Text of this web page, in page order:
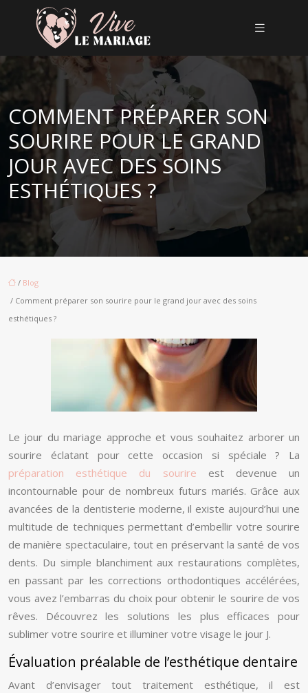
COMMENT PRÉPARER SON
SOURIRE POUR LE GRAND
JOUR AVEC DES SOINS
ESTHÉTIQUES ?
/ Blog
/ Comment préparer son sourire pour le grand jour avec des soins
esthétiques ?
Le jour du mariage approche et vous souhaitez arborer un
sourire éclatant pour cette occasion si spéciale ? La
préparation esthétique du sourire est devenue un
incontournable pour de nombreux futurs mariés. Grâce aux
avancées de la dentisterie moderne, il existe aujourd’hui une
multitude de techniques permettant d’embellir votre sourire
de manière spectaculaire, tout en préservant la santé de vos
dents. Du simple blanchiment aux restaurations complètes,
en passant par les corrections orthodontiques accélérées,
vous avez l’embarras du choix pour obtenir le sourire de vos
rêves. Découvrez les solutions les plus efficaces pour
sublimer votre sourire et illuminer votre visage le jour J.
Évaluation préalable de l’esthétique dentaire
Avant d’envisager tout traitement esthétique, il est